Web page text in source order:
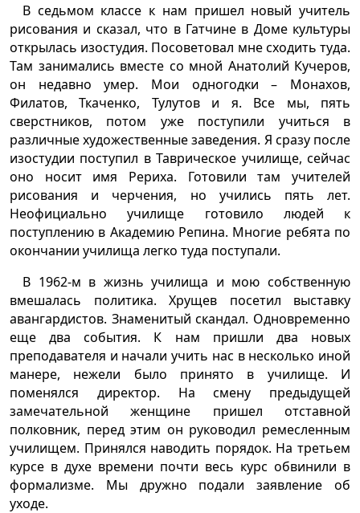
В седьмом классе к нам пришел новый учитель
рисования и сказал, что в Гатчине в Доме культуры
открылась изостудия. Посоветовал мне сходить туда.
Там занимались вместе со мной Анатолий Кучеров,
он недавно умер. Мои одногодки – Монахов,
Филатов, Ткаченко, Тулутов и я. Все мы, пять
сверстников, потом уже поступили учиться в
различные художественные заведения. Я сразу после
изостудии поступил в Таврическое училище, сейчас
оно носит имя Рериха. Готовили там учителей
рисования и черчения, но учились пять лет.
Неофициально училище готовило людей к
поступлению в Академию Репина. Многие ребята по
окончании училища легко туда поступали.
В 1962-м в жизнь училища и мою собственную
вмешалась политика. Хрущев посетил выставку
авангардистов. Знаменитый скандал. Одновременно
еще два события. К нам пришли два новых
преподавателя и начали учить нас в несколько иной
манере, нежели было принято в училище. И
поменялся директор. На смену предыдущей
замечательной женщине пришел отставной
полковник, перед этим он руководил ремесленным
училищем. Принялся наводить порядок. На третьем
курсе в духе времени почти весь курс обвинили в
формализме. Мы дружно подали заявление об
уходе.